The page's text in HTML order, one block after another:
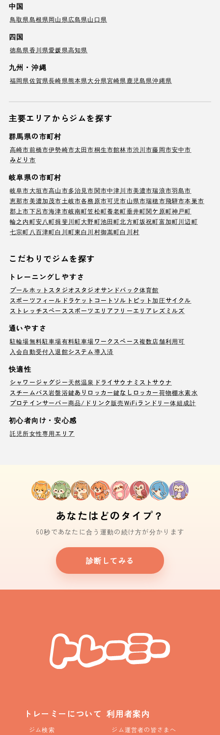
中国
鳥取県島根県岡山県広島県山口県
四国
徳島県香川県愛媛県高知県
九州・沖縄
福岡県佐賀県長崎県熊本県大分県宮崎県 鹿児島県沖縄県
主要エリアからジムを探す
群馬県の市町村
高崎市前橋市伊勢崎市太田市桐生市館林市渋川市藤岡市安中市
みどり市
岐阜県の市町村
岐阜市大垣市高山市多治見市関市中津川市美濃市瑞浪市羽島市
恵那市美濃加茂市土岐市各務原市可児市山県市瑞穂市飛騨市本巣市
郡上市下呂市海津市岐南町笠松町養老町垂井町関ケ原町神戸町
輪之内町安八町揖斐川町大野町池田町北方町坂祝町富加町川辺町
七宗町 八百津町白川町東白川村御嵩町白川村
こだわりでジムを探す
トレーニングしやすさ
プールホットスタジオ スタジオサンドバック体育館
スポーツフィールド ラケットコート ソルトピット加圧サイクル
ストレッチスペース スポーツエリア フリーエリア レズミルズ
通いやすさ
駐輪場無料駐車場有料駐車場ワークスペース複数店舗利用可
入会自動受付 入退館システム導入済
快適性
シャワージャグジー天然温泉 ドライサウナ ミストサウナ
スチームバス岩盤浴鍵ありロッカー鍵なしロッカー荷物棚水素水
プロテインサーバー商品/ドリンク販売WiFi ランドリー体組成計
初心者向け・安心感
託児所女性専用エリア
あなたはどのタイプ？
60秒であなたに合う運動の続け方が分かります
診断してみる
トレーミーについて
ジム検索
利用者案内
ジム運営者の皆さまへ